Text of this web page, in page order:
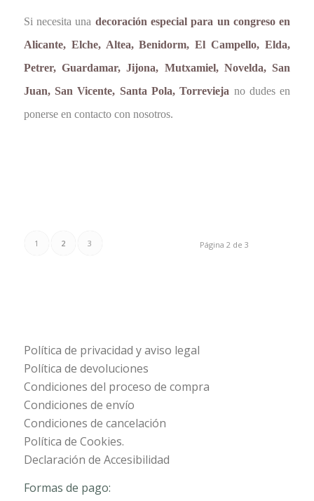
Si necesita una decoración especial para un congreso en
Alicante, Elche, Altea, Benidorm, El Campello, Elda,
Petrer, Guardamar, Jijona, Mutxamiel, Novelda, San
Juan, San Vicente, Santa Pola, Torrevieja no dudes en
ponerse en contacto con nosotros.
Página 2 de 3
1 2 3
Política de privacidad y aviso legal
Política de devoluciones
Condiciones del proceso de compra
Condiciones de envío
Condiciones de cancelación
Política de Cookies.
Declaración de Accesibilidad
Formas de pago: